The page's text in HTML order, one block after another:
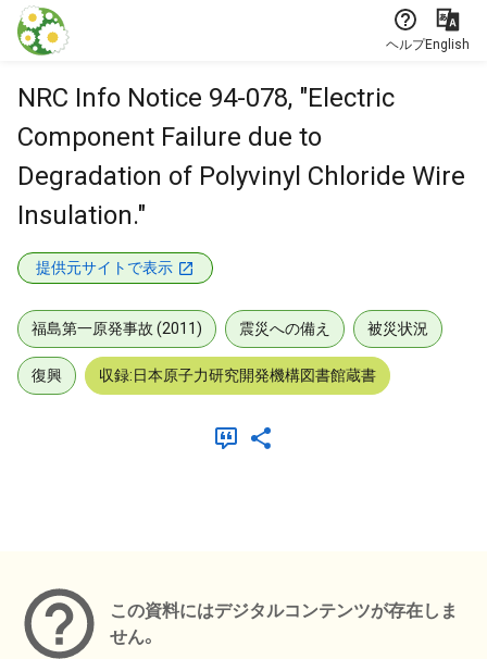
本文に飛ぶ
ヘルプEnglish
NRC Info Notice 94-078, "Electric
Component Failure due to
Degradation of Polyvinyl Chloride Wire
Insulation."
提供元サイトで表示
福島第一原発事故 (2011) 震災への備え 被災状況
復興 収録:日本原子力研究開発機構図書館蔵書
この資料にはデジタルコンテンツが存在しま
せん。